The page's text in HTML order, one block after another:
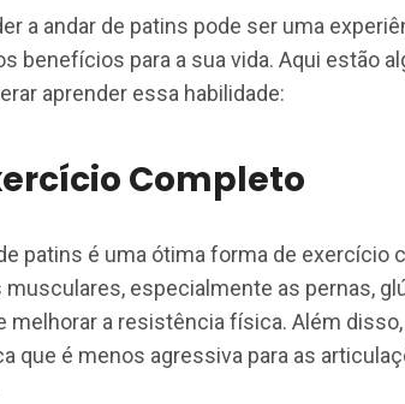
a andar de patins pode ser uma
benefícios para a sua vida. Aqui estão
aprender essa habilidade:
Completo
patins é uma ótima forma de exercício
musculares, especialmente as pernas,
melhorar a resistência física. Além
que é menos agressiva para as